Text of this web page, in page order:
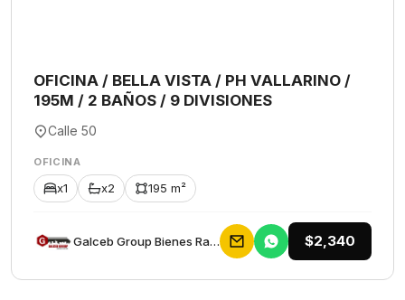
OFICINA / BELLA VISTA / PH VALLARINO /
195M / 2 BAÑOS / 9 DIVISIONES
Calle 50
OFICINA
x1 x2 195 m²
Galceb Group Bienes Raices $2,340